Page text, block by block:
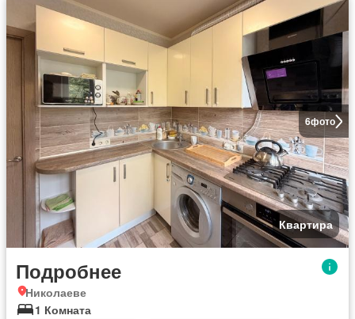
6фото
Квартира
Подробнее
Николаеве
1 Комната